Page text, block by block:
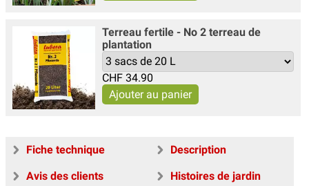
Terreau fertile - No 2 terreau de
plantation
CHF 34.90
Fiche technique
Description
Avis des clients
Histoires de jardin